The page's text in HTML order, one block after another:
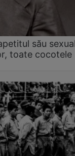
său
toate cocotele